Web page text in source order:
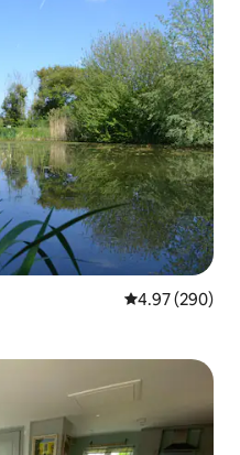
คะแนนเฉลี่ย
4.97 (290)